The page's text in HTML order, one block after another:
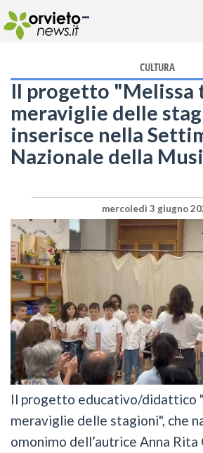
-
CULTURA
Il progetto "Melissa
meraviglie delle
inserisce nella
Nazionale della
mercoledì 3 giugno
Il progetto educativo/didattico
meraviglie delle stagioni", che
omonimo dell’autrice Anna